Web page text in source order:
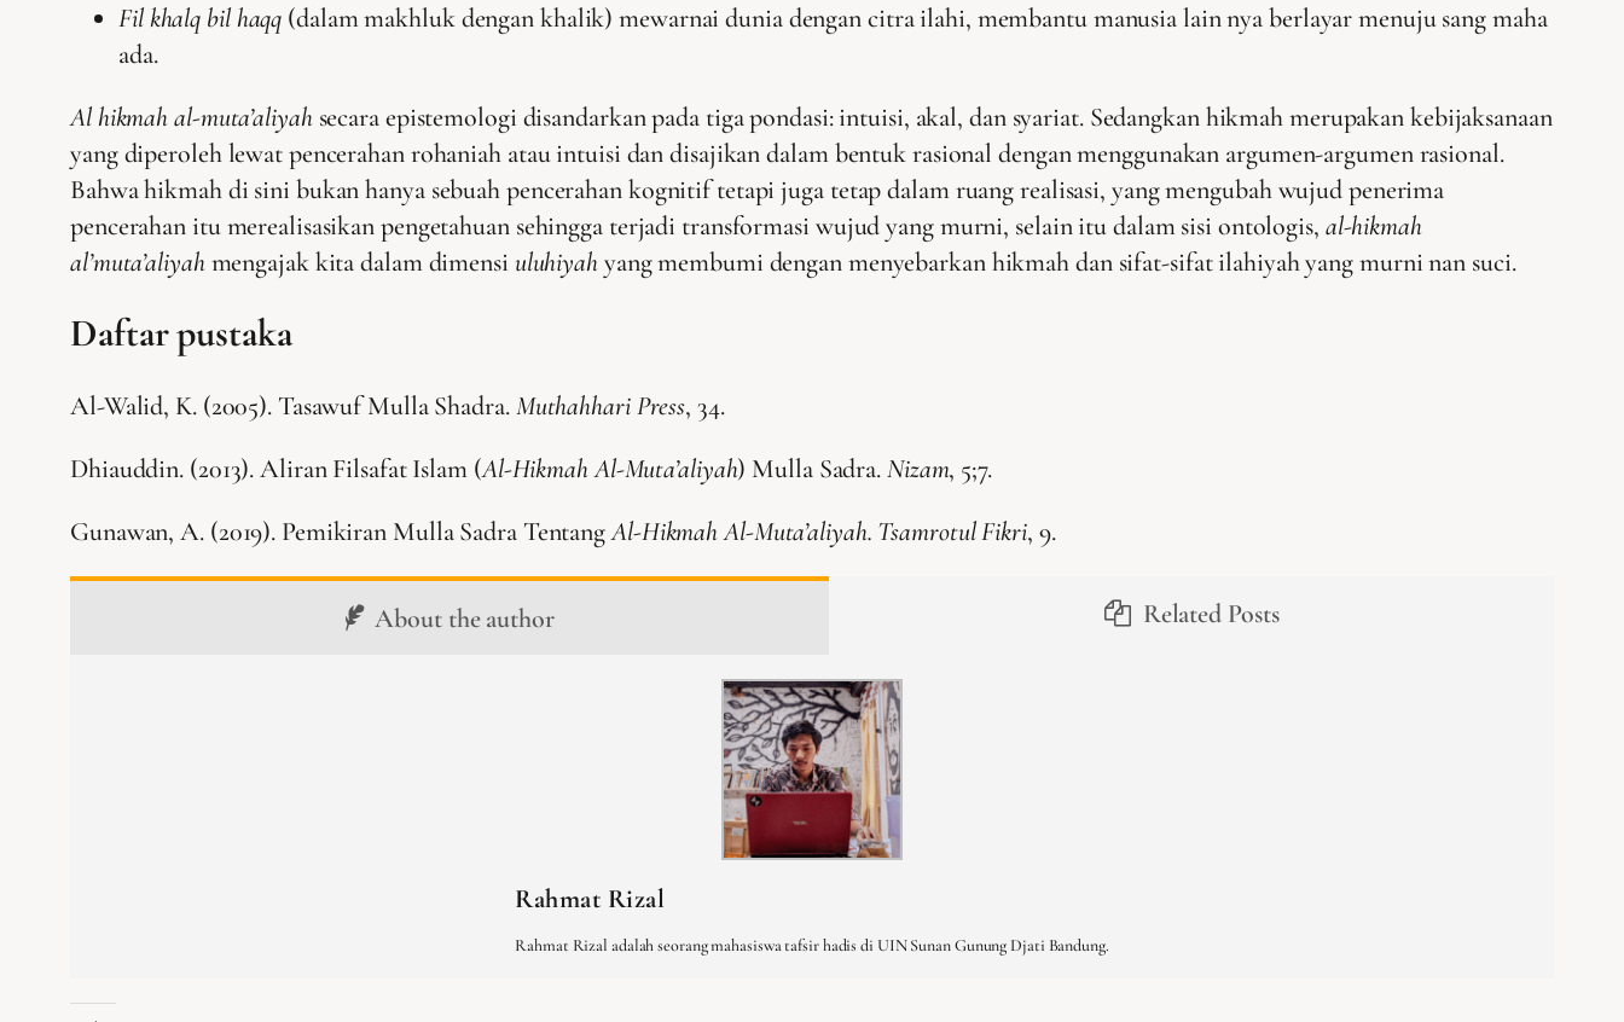
Fil khalq bil haqq (dalam makhluk dengan khalik) mewarnai dunia dengan citra ilahi, membantu manusia lain nya berlayar menuju sang maha
ada.
Al hikmah al-muta’aliyahsecara epistemologi disandarkan pada tiga pondasi: intuisi, akal, dan syariat. Sedangkan hikmah merupakan kebijaksanaan
yang diperoleh lewat pencerahan rohaniah atau intuisi dan disajikan dalam bentuk rasional dengan menggunakan argumen-argumen rasional.
Bahwa hikmah di sini bukan hanya sebuah pencerahan kognitif tetapi juga tetap dalam ruang realisasi, yang mengubah wujud penerima
pencerahan itu merealisasikan pengetahuan sehingga terjadi transformasi wujud yang murni, selain itu dalam sisi ontologis, al-hikmah
al’muta’aliyahmengajak kita dalam dimensi uluhiyahyang membumi dengan menyebarkan hikmah dan sifat-sifat ilahiyah yang murni nan suci.
Daftar pustaka
Al-Walid, K. (2005). Tasawuf Mulla Shadra.Muthahhari Press, 34.
Dhiauddin. (2013). Aliran Filsafat Islam (Al-Hikmah Al-Muta’aliyah) Mulla Sadra.Nizam, 5;7.
Gunawan, A. (2019). Pemikiran Mulla Sadra TentangAl-Hikmah Al-Muta’aliyah. Tsamrotul Fikri, 9.
About the author Related Posts
Rahmat Rizal
Rahmat Rizal adalah seorang mahasiswa tafsir hadis di UIN Sunan Gunung Djati Bandung.